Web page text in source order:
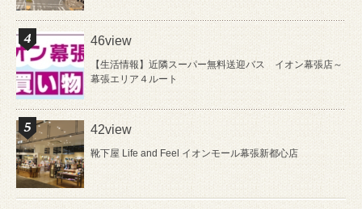
46view
【生活情報】近隣スーパー無料送迎バス イオン幕張店～
幕張エリア４ルート
42view
靴下屋 Life and Feel イオンモール幕張新都心店